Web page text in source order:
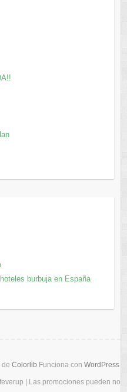
burbuja en España
de Colorlib Funciona con WordPress
| Las promociones pueden no